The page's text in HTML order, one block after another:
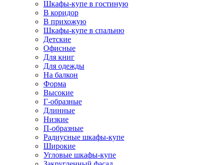
Шкафы-купе в гостиную
В коридор
В прихожую
Шкафы-купе в спальню
Детские
Офисные
Для книг
Для одежды
На балкон
Форма
Высокие
Г-образные
Длинные
Низкие
П-образные
Радиусные шкафы-купе
Широкие
Угловые шкафы-купе